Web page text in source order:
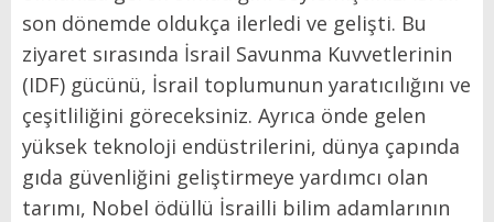
son dönemde oldukça ilerledi ve gelişti. Bu
ziyaret sırasında İsrail Savunma Kuvvetlerinin
(IDF) gücünü, İsrail toplumunun yaratıcılığını ve
çeşitliliğini göreceksiniz. Ayrıca önde gelen
yüksek teknoloji endüstrilerini, dünya çapında
gıda güvenliğini geliştirmeye yardımcı olan
tarımı, Nobel ödüllü İsrailli bilim adamlarının